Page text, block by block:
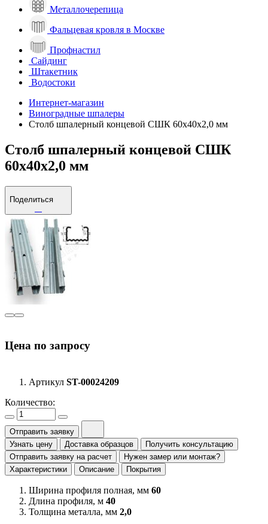
Металлочерепица
Фальцевая кровля в Москве
Профнастил
Сайдинг
Штакетник
Водостоки
Интернет-магазин
Виноградные шпалеры
Столб шпалерный концевой СШК 60х40х2,0 мм
Столб шпалерный концевой СШК
60х40х2,0 мм
Поделиться
Цена по запросу
Артикул ST-00024209
Количество:
Отправить заявку
Узнать цену
Доставка образцов
Получить консультацию
Отправить заявку на расчет
Нужен замер или монтаж?
Характеристики
Описание Покрытия
Ширина профиля полная, мм 60
Длина профиля, м 40
Толщина металла, мм 2,0